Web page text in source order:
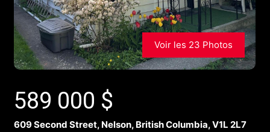
Voir les 23 Photos
589 000 $
609 Second Street, Nelson, British Columbia, V1L 2L7